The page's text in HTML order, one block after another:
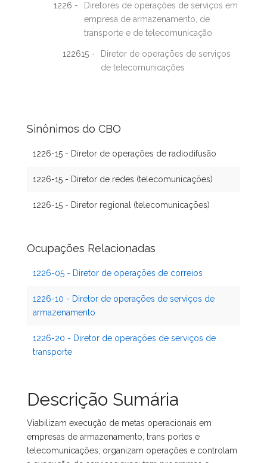
1226 -
Diretores de operações de serviços em
empresa de armazenamento, de
transporte e de telecomunicação
122615 -
Diretor de operações de serviços
de telecomunicações
Sinônimos do CBO
1226-15 - Diretor de operações de radiodifusão
1226-15 - Diretor de redes (telecomunicações)
1226-15 - Diretor regional (telecomunicações)
Ocupações Relacionadas
1226-05 - Diretor de operações de correios
1226-10 - Diretor de operações de serviços de
armazenamento
1226-20 - Diretor de operações de serviços de
transporte
Descrição Sumária
Viabilizam execução de metas operacionais em
empresas de armazenamento, trans portes e
telecomunicações; organizam operações e controlam